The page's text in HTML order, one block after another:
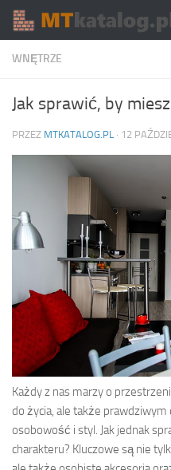
Skip to content
WNĘTRZE
Jak sprawić, by
PRZEZ MTKATALOG.PL · 12
Każdy z nas marzy o
do życia, ale także
osobowość i styl. Jak jednak
charakteru? Kluczowe są nie